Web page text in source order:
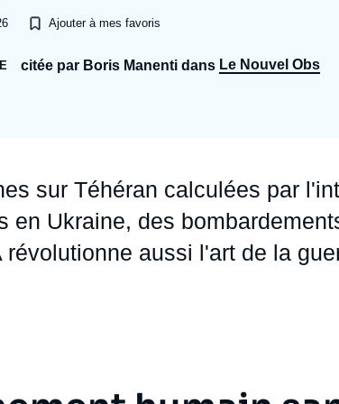
Ramses
Politique étrangère
Europe
Russie - Eurasie
Ajouter à mes favoris
citée par Boris Manenti dans Le Nouvel Obs
sur Téhéran calculées par
en Ukraine, des
aussi l'art de la